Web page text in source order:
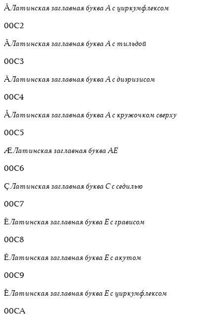
ÂЛатинская заглавная буква A с циркумфлексом
00C2
ÃЛатинская заглавная буква A с тильдой
00C3
ÄЛатинская заглавная буква A с диэризисом
00C4
ÅЛатинская заглавная буква A с кружочком сверху
00C5
ÆЛатинская заглавная буква AE
00C6
ÇЛатинская заглавная буква C с седилью
00C7
ÈЛатинская заглавная буква E с грависом
00C8
ÉЛатинская заглавная буква E с акутом
00C9
ÊЛатинская заглавная буква E с циркумфлексом
00CA